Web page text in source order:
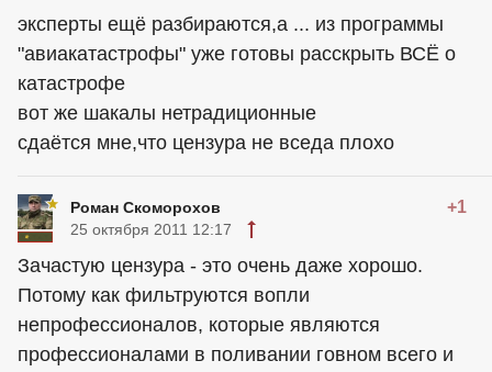
эксперты ещё разбираются,а ... из программы
"авиакатастрофы" уже готовы расскрыть ВСЁ о
катастрофе
вот же шакалы нетрадиционные
сдаётся мне,что цензура не вседа плохо
Роман Скоморохов +1
25 октября 2011 12:17
Зачастую цензура - это очень даже хорошо.
Потому как фильтруются вопли
непрофессионалов, которые являются
профессионалами в поливании говном всего и